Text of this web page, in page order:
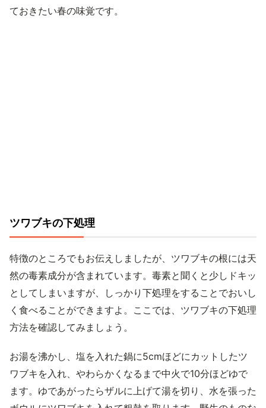
ておきたい春の味覚です。
ツワブキの下処理
特徴のところでもお伝えしましたが、ツワブキの根には天
然の毒素成分が含まれています。毒素と聞くと少しドキッ
としてしまいますが、しっかり下処理をすることでおいし
く食べることができますよ。ここでは、ツワブキの下処理
方法を確認してみましょう。
お湯を沸かし、塩を入れた鍋に5cmほどにカットしたツ
ワブキを入れ、やわらかくなるまで中火で10分ほどゆで
ます。ゆであがったらザルに上げて湯を切り、水を張った